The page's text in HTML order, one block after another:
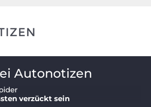
Autonotizen
verzückt sein